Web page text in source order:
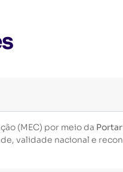
(MEC) por meio da
validade nacional e